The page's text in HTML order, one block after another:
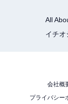
大人1名（参考
※プラン・部屋
チェックイン
チェックイン：
チェックアウト
All
イチオ
会社概
プライバシー